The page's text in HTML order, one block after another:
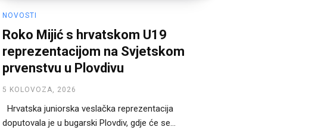
NOVOSTI
Roko Mijić s hrvatskom U19
reprezentacijom na Svjetskom
prvenstvu u Plovdivu
5 KOLOVOZA, 2026
Hrvatska juniorska veslačka reprezentacija
doputovala je u bugarski Plovdiv, gdje će se...